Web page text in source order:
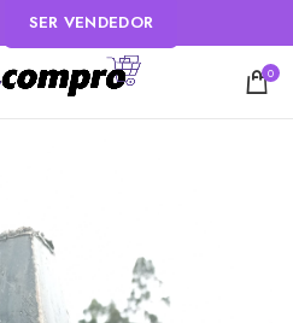
SER VENDEDOR
0